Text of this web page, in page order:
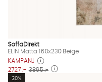
SoffaDirekt
ELIN Matta 160x230 Beige
KAMPANJ
2727 :- 3895 :-
30%